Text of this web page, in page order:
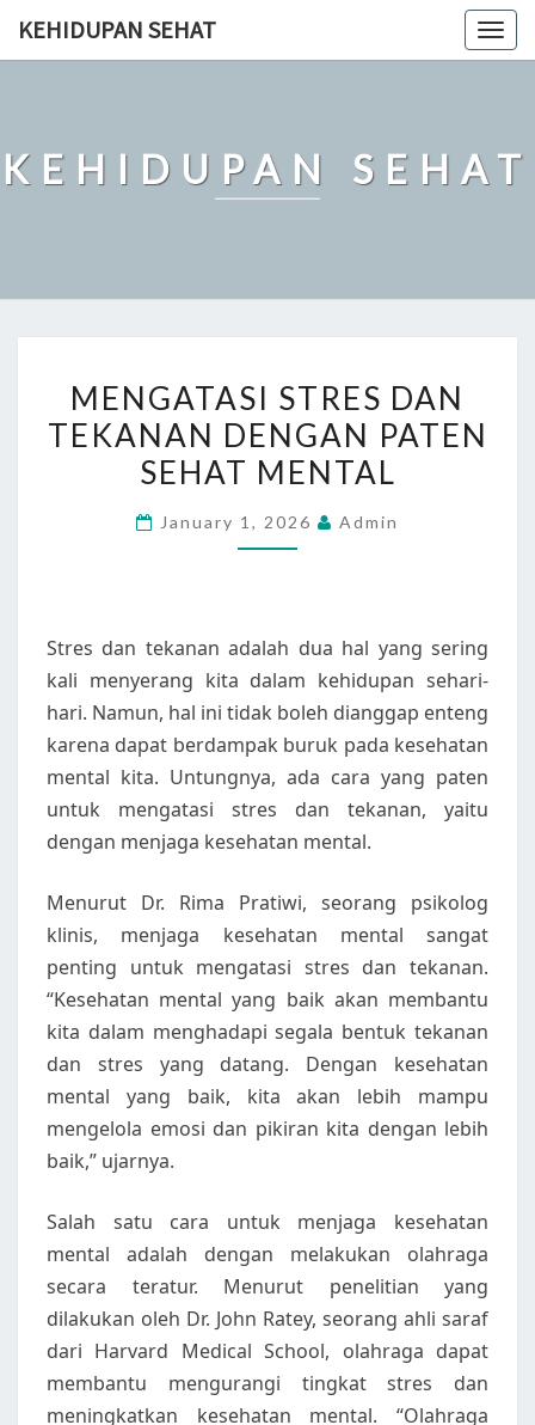
KEHIDUPAN SEHAT
KEHIDUPAN SEHAT
STRES
DAN
TEKANAN
PATEN
MENGATASI STRES DAN
TEKANAN DENGAN PATEN
SEHAT MENTAL
January 1, 2026 Admin
Stres dan tekanan adalah dua hal yang sering
kali menyerang kita dalam kehidupan sehari-
hari. Namun, hal ini tidak boleh dianggap enteng
karena dapat berdampak buruk pada kesehatan
mental kita. Untungnya, ada cara yang paten
untuk mengatasi stres dan tekanan, yaitu
dengan menjaga kesehatan mental.
Menurut Dr. Rima Pratiwi, seorang psikolog
klinis, menjaga kesehatan mental sangat
penting untuk mengatasi stres dan tekanan.
“Kesehatan mental yang baik akan membantu
kita dalam menghadapi segala bentuk tekanan
dan stres yang datang. Dengan kesehatan
mental yang baik, kita akan lebih mampu
mengelola emosi dan pikiran kita dengan lebih
baik,” ujarnya.
Salah satu cara untuk menjaga kesehatan
mental adalah dengan melakukan olahraga
secara teratur. Menurut penelitian yang
dilakukan oleh Dr. John Ratey, seorang ahli saraf
dari Harvard Medical School, olahraga dapat
membantu mengurangi tingkat stres dan
meningkatkan kesehatan mental. “Olahraga